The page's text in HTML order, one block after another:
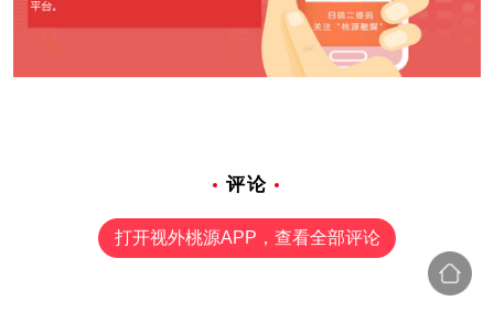
评论
打开视外桃源APP，查看全部评论